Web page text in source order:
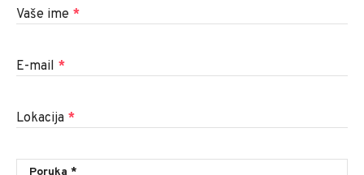
Vaše ime *
E-mail *
Lokacija *